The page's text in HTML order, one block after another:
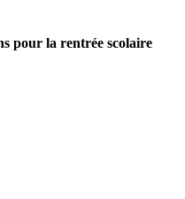
pour la rentrée scolaire